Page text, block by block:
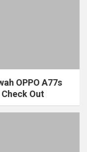
OPPO A77s
Out